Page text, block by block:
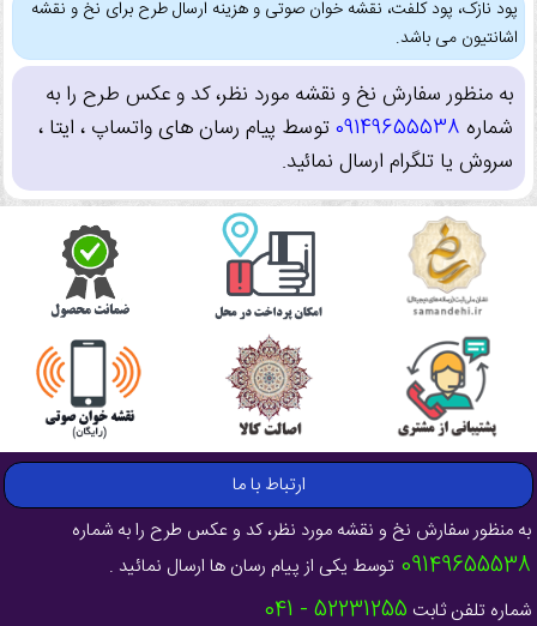
پود نازک، پود کلفت، نقشه خوان صوتی و هزینه ارسال طرح برای نخ و نقشه
اشانتیون می باشد.
به منظور سفارش نخ و نقشه مورد نظر، کد و عکس طرح را به
شماره 09149655538توسط پیام رسان های واتساپ ، ایتا ،
سروش یا تلگرام ارسال نمائید.
ارتباط با ما
به منظور سفارش نخ و نقشه مورد نظر، کد و عکس طرح را به شماره
09149655538 توسط یکی از پیام رسان ها ارسال نمائید .
شماره تلفن ثابت 52231255 - 041